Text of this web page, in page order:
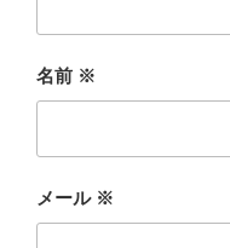
名前 ※
メール ※